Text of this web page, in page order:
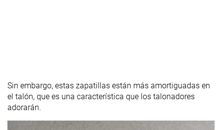
Sin embargo, estas zapatillas están más amortiguadas en
el talón, que es una característica que los talonadores
adorarán.